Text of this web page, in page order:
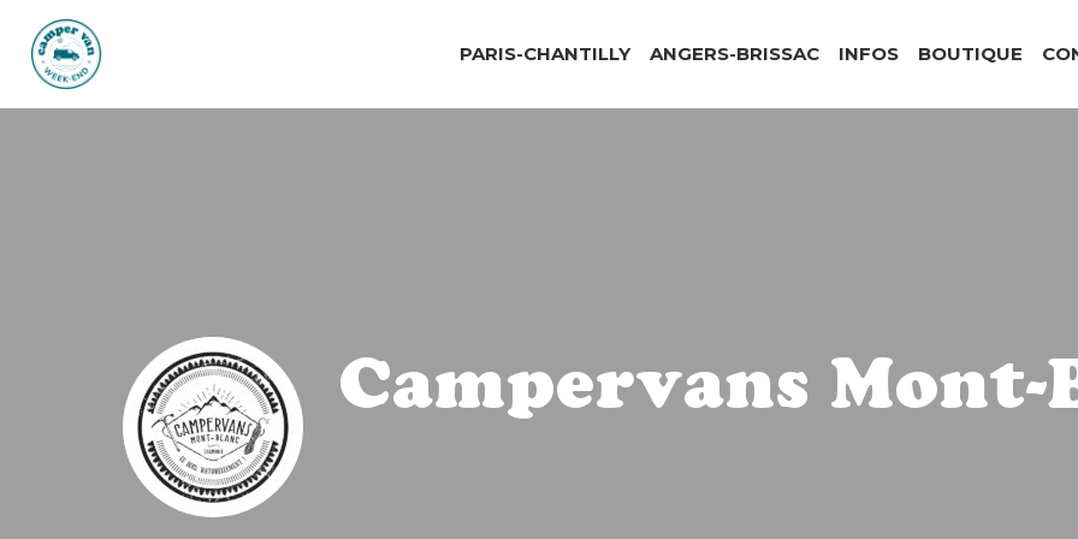
PARIS-CHANTILLY ANGERS-BRISSAC INFOS BOUTIQUE
Campervans Mont-